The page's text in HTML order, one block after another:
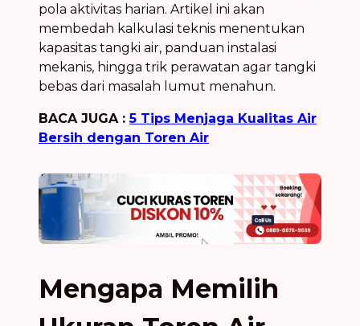
pola aktivitas harian. Artikel ini akan
membedah kalkulasi teknis menentukan
kapasitas tangki air, panduan instalasi
mekanis, hingga trik perawatan agar tangki
bebas dari masalah lumut menahun.
BACA JUGA :5 Tips Menjaga Kualitas Air
Bersih dengan Toren Air
Mengapa Memilih